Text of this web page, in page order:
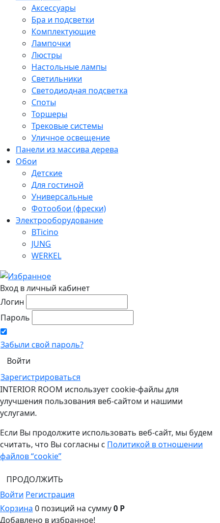
Аксессуары
Бра и подсветки
Комплектующие
Лампочки
Люстры
Настольные лампы
Светильники
Светодиодная подсветка
Споты
Торшеры
Трековые системы
Уличное освещение
Панели из массива дерева
Обои
Детские
Для гостиной
Универсальные
Фотообои (фрески)
Электрооборудование
BTicino
JUNG
WERKEL
Вход в личный кабинет
Логин
Пароль
Забыли свой пароль?
Зарегистрироваться
INTERIOR ROOM использует cookie-файлы для
улучшения пользования веб-сайтом и нашими
услугами.
Если Вы продолжите использовать веб-сайт, мы будем
считать, что Вы согласны с Политикой в отношении
файлов “cookie”
ПРОДОЛЖИТЬ
Войти Регистрация
Корзина 0 позиций на сумму0 Р
Добавлено в избранное!